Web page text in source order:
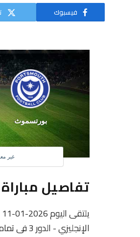
فيسبوك
بورتسموث
غير
تفاصيل
الإنجليزي - الدور 3 فى تمام الساعه 15:00 بتوقيت مصر.